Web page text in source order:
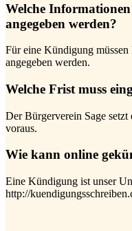
Welche
angegeben werden?
Für eine Kündigung
angegeben werden.
Welche Frist muss
Der Bürgerverein Sage
voraus.
Wie kann online
Eine Kündigung ist unser
http://